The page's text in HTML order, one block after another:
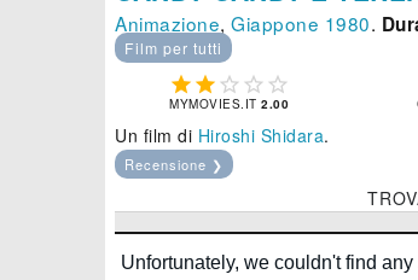
Animazione, Giappone 1980.
Film per tutti
    
MYMOVIES.IT2.00
Un film di Hiroshi Shidara.
Recensione ❯